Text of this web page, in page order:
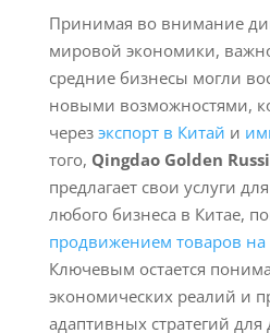
Принимая во внимание
мировой экономики,
средние бизнесы могли
новыми возможностями,
через экспорт в Китай и
того, Qingdao Golden
предлагает свои услуги
любого бизнеса в Китае,
продвижением товаров
Ключевым остается
экономических реалий и
адаптивных стратегий для